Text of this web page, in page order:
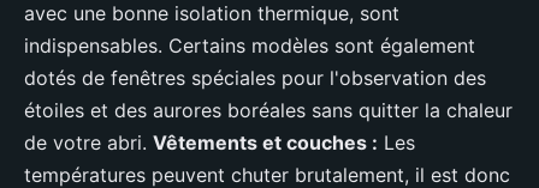
avec une bonne isolation thermique, sont
indispensables. Certains modèles sont également
dotés de fenêtres spéciales pour l'observation des
étoiles et des aurores boréales sans quitter la chaleur
de votre abri. Vêtements et couches : Les
températures peuvent chuter brutalement, il est donc